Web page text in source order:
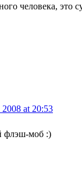
человека, это
at 20:53
флэш-моб :)